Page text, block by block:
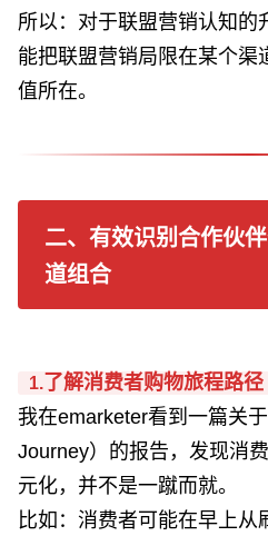
所以：对于联盟营销认知的
能把联盟营销局限在某个渠
值所在。
二、有效识别合作伙
道组合
1.了解消费者购物旅程路径
我在emarketer看到一篇关
Journey）的报告，发现消
元化，并不是一蹴而就。
比如：消费者可能在早上从